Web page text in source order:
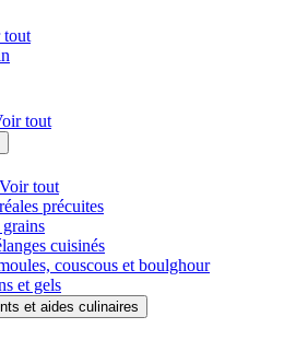
tout
tout
Voir tout
précuites
cuisinés
couscous et boulghour
et gels
et aides culinaires